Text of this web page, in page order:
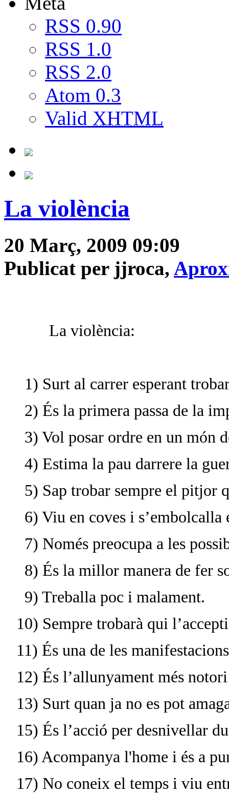
RSS 0.90
RSS 1.0
RSS 2.0
Atom 0.3
Valid XHTML
La violència
20 Març, 2009 09:09
Publicat per jjroca,
La violència:
1) Surt al carrer esperant
2) És la primera passa de la
3) Vol posar ordre en un món
4) Estima la pau darrere la
5) Sap trobar sempre el pitjor
6) Viu en coves i s’embolcalla
7) Només preocupa a les
8) És la millor manera de fer
9) Treballa poc i malament.
10) Sempre trobarà qui
11) És una de les
12) És l’allunyament més
13) Surt quan ja no es pot
15) És l’acció per desnivellar
16) Acompanya l'home i és a
17) No coneix el temps i viu